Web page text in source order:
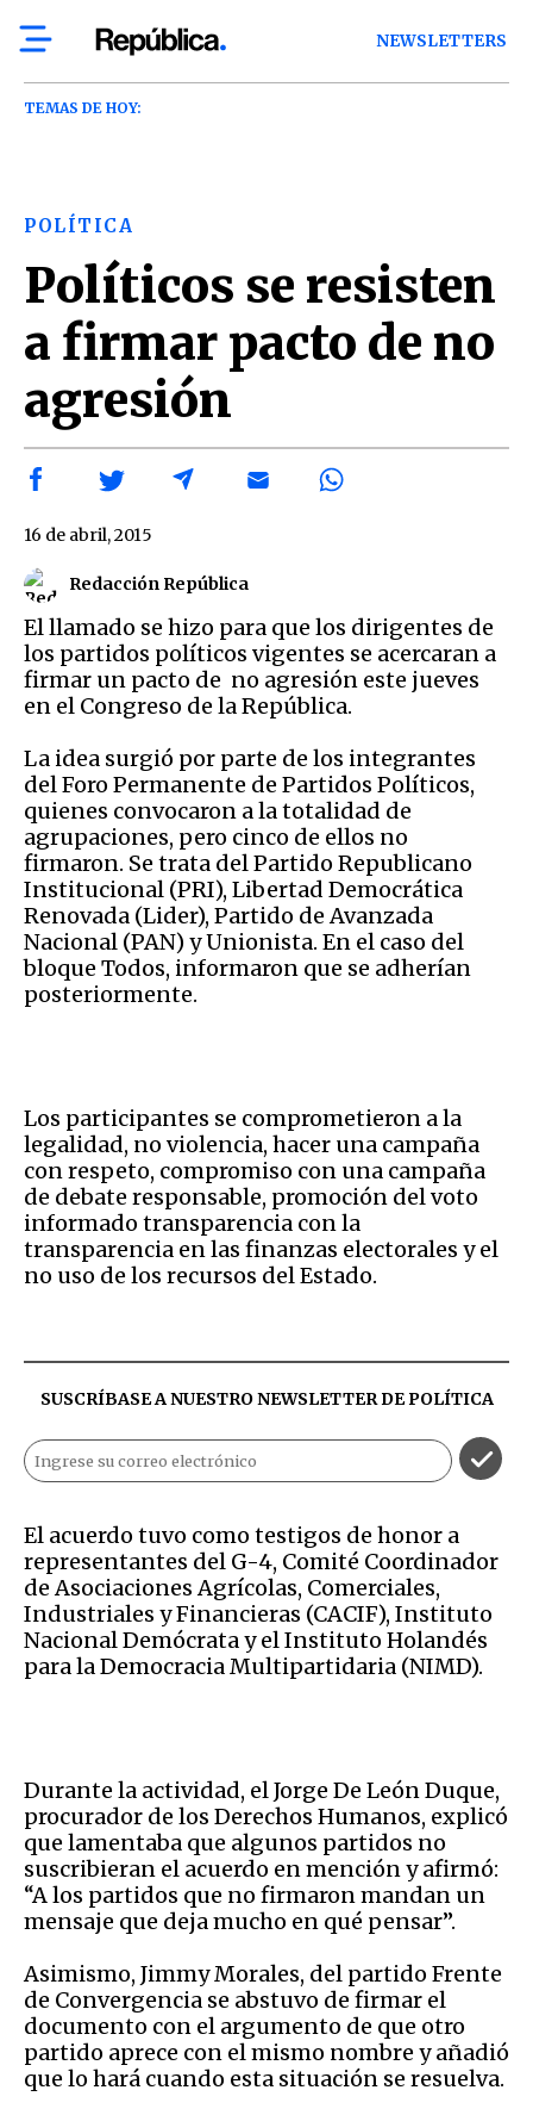
NEWSLETTERS
TEMAS DE HOY:
POLÍTICA
Políticos se resisten
a firmar pacto de no
agresión
Redacción República
16 de abril, 2015
El llamado se hizo para que los dirigentes de
los partidos políticos vigentes se acercaran a
firmar un pacto de no agresión este jueves
en el Congreso de la República.
La idea surgió por parte de los integrantes
del Foro Permanente de Partidos Políticos,
quienes convocaron a la totalidad de
agrupaciones, pero cinco de ellos no
firmaron. Se trata del Partido Republicano
Institucional (PRI), Libertad Democrática
Renovada (Lider), Partido de Avanzada
Nacional (PAN) y Unionista. En el caso del
bloque Todos, informaron que se adherían
posteriormente.
Los participantes se comprometieron a la
legalidad, no violencia, hacer una campaña
con respeto, compromiso con una campaña
de debate responsable, promoción del voto
informado transparencia con la
transparencia en las finanzas electorales y el
no uso de los recursos del Estado.
SUSCRÍBASE A NUESTRO NEWSLETTER DEPOLÍTICA
El acuerdo tuvo como testigos de honor a
representantes del G-4, Comité Coordinador
de Asociaciones Agrícolas, Comerciales,
Industriales y Financieras (CACIF), Instituto
Nacional Demócrata y el Instituto Holandés
para la Democracia Multipartidaria (NIMD).
Durante la actividad, el Jorge De León Duque,
procurador de los Derechos Humanos, explicó
que lamentaba que algunos partidos no
suscribieran el acuerdo en mención y afirmó:
“A los partidos que no firmaron mandan un
mensaje que deja mucho en qué pensar”.
Asimismo, Jimmy Morales, del partido Frente
de Convergencia se abstuvo de firmar el
documento con el argumento de que otro
partido aprece con el mismo nombre y añadió
que lo hará cuando esta situación se resuelva.